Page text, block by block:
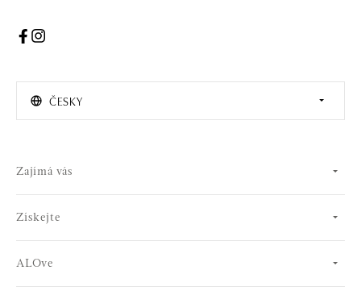
ČESKY
Zajímá vás
Získejte
ALOve